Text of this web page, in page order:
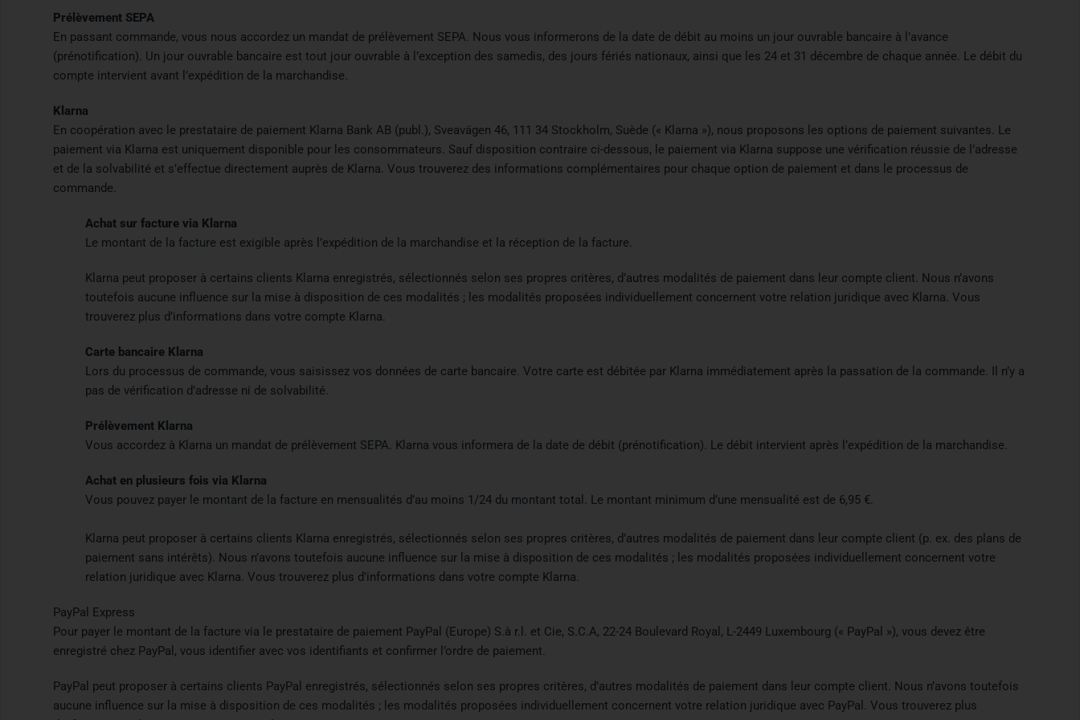
Prélèvement SEPA
En passant commande, vous nous accordez un mandat de prélèvement SEPA. Nous vous informerons de la date de débit au moins un jour ouvrable bancaire à l’avance
(prénotification). Un jour ouvrable bancaire est tout jour ouvrable à l’exception des samedis, des jours fériés nationaux, ainsi que les 24 et 31 décembre de chaque année. Le débit du
compte intervient avant l’expédition de la marchandise.
Klarna
En coopération avec le prestataire de paiement Klarna Bank AB (publ.), Sveavägen 46, 111 34 Stockholm, Suède (« Klarna »), nous proposons les options de paiement suivantes. Le
paiement via Klarna est uniquement disponible pour les consommateurs. Sauf disposition contraire ci-dessous, le paiement via Klarna suppose une vérification réussie de l’adresse
et de la solvabilité et s’effectue directement auprès de Klarna. Vous trouverez des informations complémentaires pour chaque option de paiement et dans le processus de
commande.
Achat sur facture via Klarna
Le montant de la facture est exigible après l’expédition de la marchandise et la réception de la facture.
Klarna peut proposer à certains clients Klarna enregistrés, sélectionnés selon ses propres critères, d’autres modalités de paiement dans leur compte client. Nous n’avons
toutefois aucune influence sur la mise à disposition de ces modalités ; les modalités proposées individuellement concernent votre relation juridique avec Klarna. Vous
trouverez plus d’informations dans votre compte Klarna.
Carte bancaire Klarna
Lors du processus de commande, vous saisissez vos données de carte bancaire. Votre carte est débitée par Klarna immédiatement après la passation de la commande. Il n’y a
pas de vérification d’adresse ni de solvabilité.
Prélèvement Klarna
Vous accordez à Klarna un mandat de prélèvement SEPA. Klarna vous informera de la date de débit (prénotification). Le débit intervient après l’expédition de la marchandise.
Achat en plusieurs fois via Klarna
Vous pouvez payer le montant de la facture en mensualités d’au moins 1/24 du montant total. Le montant minimum d’une mensualité est de 6,95 €.
Klarna peut proposer à certains clients Klarna enregistrés, sélectionnés selon ses propres critères, d’autres modalités de paiement dans leur compte client (p. ex. des plans de
paiement sans intérêts). Nous n’avons toutefois aucune influence sur la mise à disposition de ces modalités ; les modalités proposées individuellement concernent votre
relation juridique avec Klarna. Vous trouverez plus d’informations dans votre compte Klarna.
PayPal Express
Pour payer le montant de la facture via le prestataire de paiement PayPal (Europe) S.à r.l. et Cie, S.C.A, 22-24 Boulevard Royal, L-2449 Luxembourg (« PayPal »), vous devez être
enregistré chez PayPal, vous identifier avec vos identifiants et confirmer l’ordre de paiement.
PayPal peut proposer à certains clients PayPal enregistrés, sélectionnés selon ses propres critères, d’autres modalités de paiement dans leur compte client. Nous n’avons toutefois
aucune influence sur la mise à disposition de ces modalités ; les modalités proposées individuellement concernent votre relation juridique avec PayPal. Vous trouverez plus